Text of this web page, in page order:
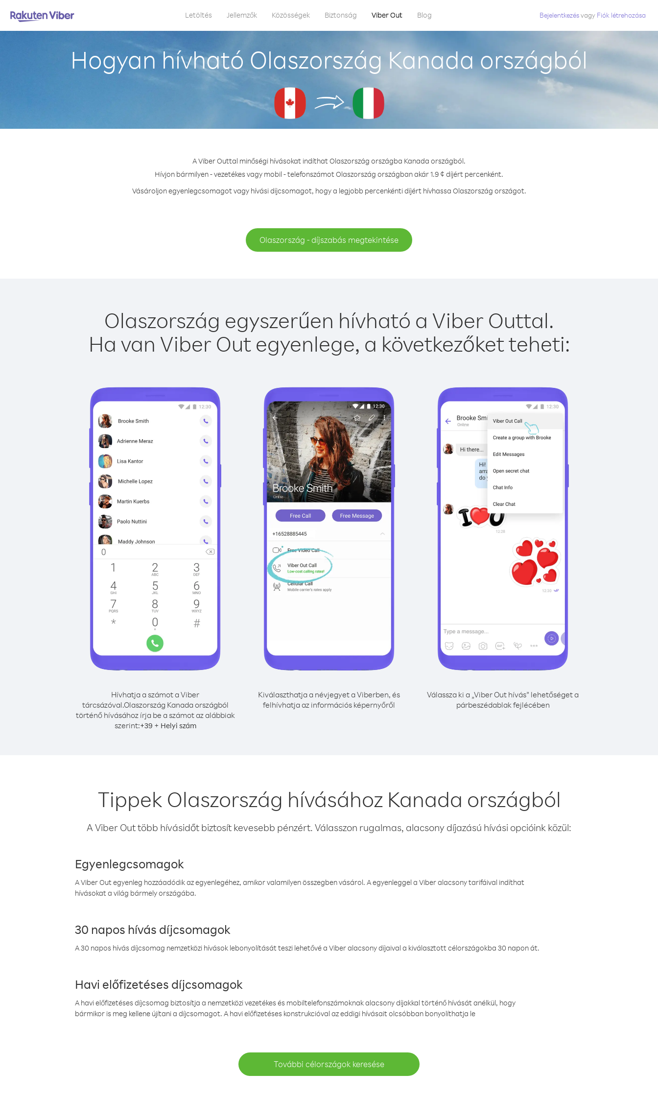
Letöltés Jellemzők Közösségek Biztonság Viber Out Blog Bejelentkezésvagy Fiók létrehozása
Hogyan hívható Olaszország Kanada országból
A Viber Outtal minőségi hívásokat indíthat Olaszország országba Kanada országból.
Hívjon bármilyen - vezetékes vagy mobil - telefonszámot Olaszország országban akár 1.9 ¢ díjért percenként.
Vásároljon egyenlegcsomagot vagy hívási díjcsomagot, hogy a legjobb percenkénti díjért hívhassa Olaszország országot.
Olaszország - díjszabás megtekintése
Olaszország egyszerűen hívható a Viber Outtal.
Ha van Viber Out egyenlege, a következőket teheti:
Hívhatja a számot a Viber
tárcsázóval.Olaszország Kanada országból
történő hívásához írja be a számot az alábbiak
szerint:+39 + Helyi szám
Kiválaszthatja a névjegyet a Viberben, és
felhívhatja az információs képernyőről
Válassza ki a „Viber Out hívás” lehetőséget a
párbeszédablak fejlécében
Tippek Olaszország hívásához Kanada országból
A Viber Out több hívásidőt biztosít kevesebb pénzért. Válasszon rugalmas, alacsony díjazású hívási opcióink közül:
Egyenlegcsomagok
A Viber Out egyenleg hozzáadódik az egyenlegéhez, amikor valamilyen összegben vásárol. A egyenleggel a Viber alacsony tarifáival indíthat
hívásokat a világ bármely országába.
30 napos hívás díjcsomagok
A 30 napos hívás díjcsomag nemzetközi hívások lebonyolítását teszi lehetővé a Viber alacsony díjaival a kiválasztott célországokba 30 napon át.
Havi előfizetéses díjcsomagok
A havi előfizetéses díjcsomag biztosítja a nemzetközi vezetékes és mobiltelefonszámoknak alacsony díjakkal történő hívását anélkül, hogy
bármikor is meg kellene újítani a díjcsomagot. A havi előfizetéses konstrukcióval az eddigi hívásait olcsóbban bonyolíthatja le
További célországok keresése